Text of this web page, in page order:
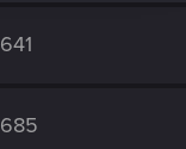
641
685